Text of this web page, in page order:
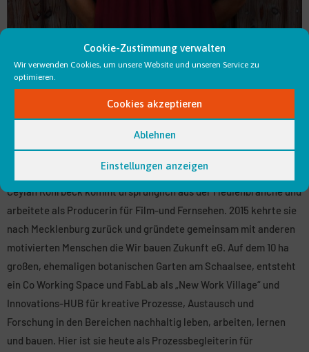
Cookie-Zustimmung verwalten
Wir verwenden Cookies, um unsere Website und unseren Service zu
optimieren.
Cookies akzeptieren
Ablehnen
Einstellungen anzeigen
Ceylan Rohrbeck – Wir
bauen Zukunft
Ceylan Rohrbeck kommt ursprünglich aus der Medienbranche und
arbeitete als Producerin für Film-und Fernsehen. 2015 kehrte sie
nach Mecklenburg zurück und gründete gemeinsam mit anderen
motivierten Menschen die Wir bauen Zukunft eG. Auf dem 10 ha
großen, ehemaligen botanischen Garten am Schaalsee, entsteht
ein Co Working Space und FabLab als „New Work Village“ und
Innovations-HUB für kreative Prozesse, Austausch und
Forschung in den Bereichen nachhaltig leben, arbeiten, lernen
und bauen. Hier ist sie heute als Prozessbegleiterin für